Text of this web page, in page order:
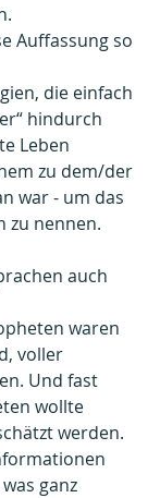
Auffassung so
die einfach
hindurch
Leben
zu dem/der
war - um das
zu nennen.
auch
waren
voller
Und fast
wollte
werden.
ganz